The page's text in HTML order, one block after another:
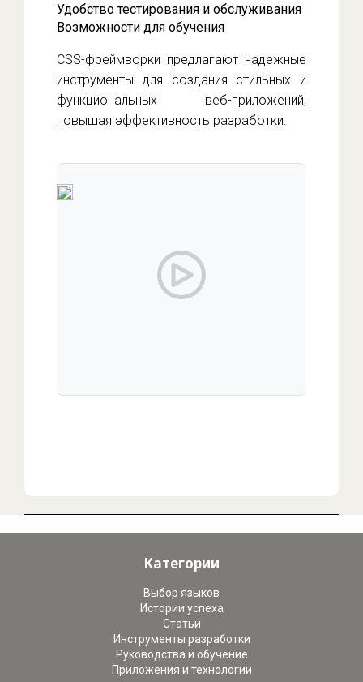
Удобство тестирования и обслуживания
Возможности для обучения
CSS-фреймворки предлагают надежные
инструменты для создания стильных и
функциональных веб-приложений,
повышая эффективность разработки.
Категории
Выбор языков
Истории успеха
Статьи
Инструменты разработки
Руководства и обучение
Приложения и технологии